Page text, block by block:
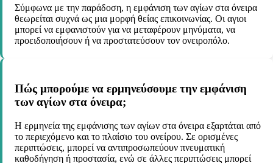
Σύμφωνα με την παράδοση, η εμφάνιση των αγίων στα όνειρα
θεωρείται συχνά ως μια μορφή θείας επικοινωνίας. Οι αγιοι
μπορεί να εμφανιστούν για να μεταφέρουν μηνύματα, να
προειδοποιήσουν ή να προστατεύσουν τον ονειροπόλο.
Πώς μπορούμε να ερμηνεύσουμε την εμφάνιση
των αγίων στα όνειρα;
Η ερμηνεία της εμφάνισης των αγίων στα όνειρα εξαρτάται από
το περιεχόμενο και το πλαίσιο του ονείρου. Σε ορισμένες
περιπτώσεις, μπορεί να αντιπροσωπεύουν πνευματική
καθοδήγηση ή προστασία, ενώ σε άλλες περιπτώσεις μπορεί